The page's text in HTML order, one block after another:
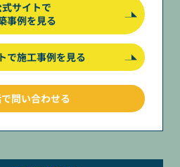
サイトで
事例を見る
で施工事例を見る
問い合わせる